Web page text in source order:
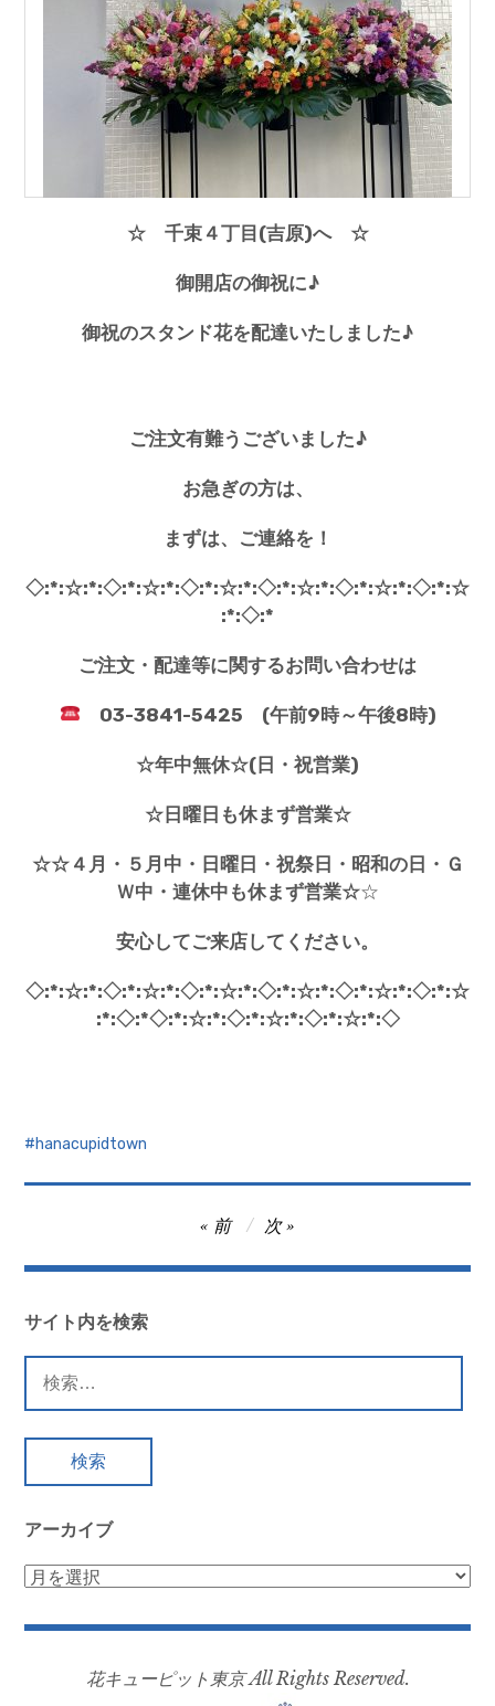
☆ 千束４丁目(吉原)へ ☆
御開店の御祝に♪
御祝のスタンド花を配達いたしました♪
ご注文有難うございました♪
お急ぎの方は、
まずは、ご連絡を！
◇:*:☆:*:◇:*:☆:*:◇:*:☆:*:◇:*:☆:*:◇:*:☆:*:◇:*:☆
:*:◇:*
ご注文・配達等に関するお問い合わせは
03-3841-5425 (午前9時～午後8時)
☆年中無休☆(日・祝営業)
☆日曜日も休まず営業☆
☆☆４月・５月中・日曜日・祝祭日・昭和の日・Ｇ
Ｗ中・連休中も休まず営業☆☆
安心してご来店してください。
◇:*:☆:*:◇:*:☆:*:◇:*:☆:*:◇:*:☆:*:◇:*:☆:*:◇:*:☆
:*:◇:*◇:*:☆:*:◇:*:☆:*:◇:*:☆:*:◇
hanacupidtown
稿
ビ
ゲ
ー
シ
前 次
サイト内を検索
索:
アーカイブ
ア
カ
花キューピット東京 All Rights Reserved.